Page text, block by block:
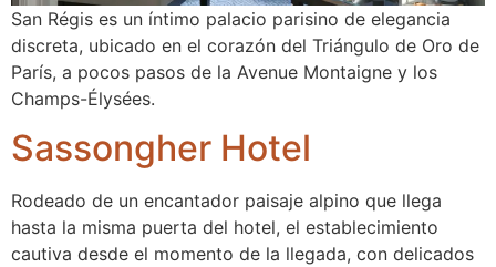
San Régis es un íntimo palacio parisino de elegancia
discreta, ubicado en el corazón del Triángulo de Oro de
París, a pocos pasos de la Avenue Montaigne y los
Champs-Élysées.
Sassongher Hotel
Rodeado de un encantador paisaje alpino que llega
hasta la misma puerta del hotel, el establecimiento
cautiva desde el momento de la llegada, con delicados